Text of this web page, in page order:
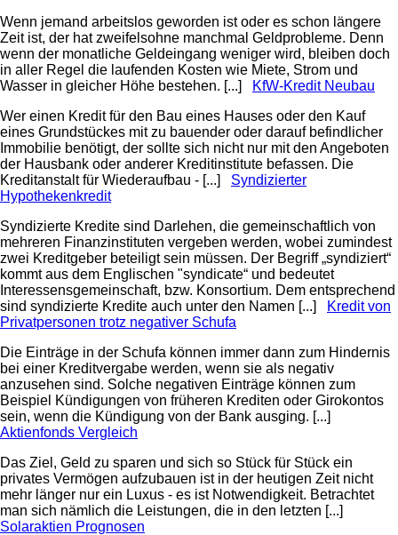
Wenn jemand arbeitslos geworden ist oder es schon längere
Zeit ist, der hat zweifelsohne manchmal Geldprobleme. Denn
wenn der monatliche Geldeingang weniger wird, bleiben doch
in aller Regel die laufenden Kosten wie Miete, Strom und
Wasser in gleicher Höhe bestehen. [...]
KfW-Kredit Neubau
Wer einen Kredit für den Bau eines Hauses oder den Kauf
eines Grundstückes mit zu bauender oder darauf befindlicher
Immobilie benötigt, der sollte sich nicht nur mit den Angeboten
der Hausbank oder anderer Kreditinstitute befassen. Die
Kreditanstalt für Wiederaufbau - [...] Syndizierter
Hypothekenkredit
Syndizierte Kredite sind Darlehen, die gemeinschaftlich von
mehreren Finanzinstituten vergeben werden, wobei zumindest
zwei Kreditgeber beteiligt sein müssen. Der Begriff „syndiziert“
kommt aus dem Englischen "syndicate“ und bedeutet
Interessensgemeinschaft, bzw. Konsortium. Dem entsprechend
sind syndizierte Kredite auch unter den Namen [...]
Kredit von
Privatpersonen trotz negativer Schufa
Die Einträge in der Schufa können immer dann zum Hindernis
bei einer Kreditvergabe werden, wenn sie als negativ
anzusehen sind. Solche negativen Einträge können zum
Beispiel Kündigungen von früheren Krediten oder Girokontos
sein, wenn die Kündigung von der Bank ausging. [...]
Aktienfonds Vergleich
Das Ziel, Geld zu sparen und sich so Stück für Stück ein
privates Vermögen aufzubauen ist in der heutigen Zeit nicht
mehr länger nur ein Luxus - es ist Notwendigkeit. Betrachtet
man sich nämlich die Leistungen, die in den letzten [...]
Solaraktien Prognosen